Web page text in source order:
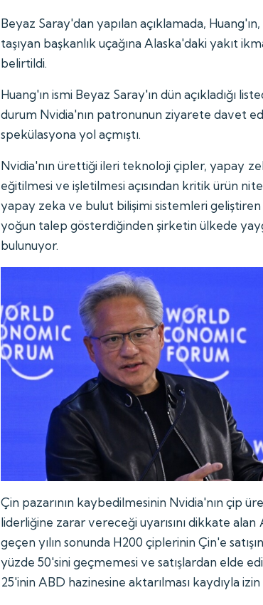
Beyaz Saray'dan yapılan açıklamada,
taşıyan başkanlık uçağına Alaska'daki yakıt
belirtildi.
Huang'ın ismi Beyaz Saray'ın dün açıkladığı
durum Nvidia'nın patronunun ziyarete davet
spekülasyona yol açmıştı.
Nvidia'nın ürettiği ileri teknoloji çipler, yapay
eğitilmesi ve işletilmesi açısından kritik ürün
yapay zeka ve bulut bilişimi sistemleri
yoğun talep gösterdiğinden şirketin ülkede
bulunuyor.
Çin pazarının kaybedilmesinin Nvidia'nın çip
liderliğine zarar vereceği uyarısını dikkate alan
geçen yılın sonunda H200 çiplerinin Çin'e
yüzde 50'sini geçmemesi ve satışlardan elde
25'inin ABD hazinesine aktarılması kaydıyla